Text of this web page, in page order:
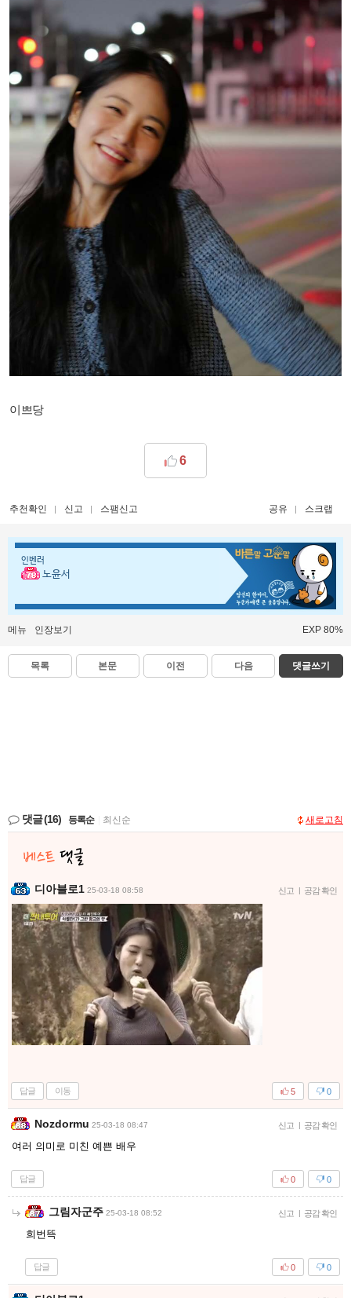
이쁘당
6
추천확인 신고 스팸신고 공유 스크랩
인벤러
노윤서
메뉴 인장보기 EXP 80%
목록 본문 이전 다음 댓글쓰기
댓글(16) 등록순 최신순 새로고침
디아블로1 25-03-18 08:58 신고 | 공감 확인
답글 이동 0
5
Nozdormu 25-03-18 08:47 신고 공감 확인
여러 의미로 미친 예쁜 배우
답글 0
0
그림자군주 25-03-18 08:52 신고 공감 확인
희번뜩
답글 0
0